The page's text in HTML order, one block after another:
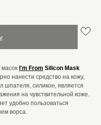
I'm From Silicon Mask
нанести средство на кожу,
шпателя, силикон, является
на чувствительной коже.
удобно пользоваться
ворса.